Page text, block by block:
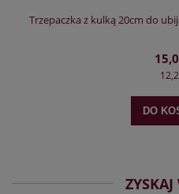
Trzepaczka z kulką 20cm do
DO
ZYSKAJ